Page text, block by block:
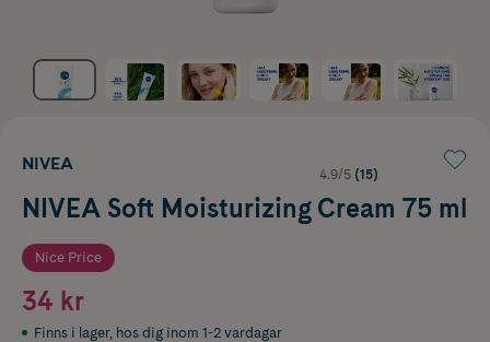
NIVEA
4.9/5 (15)
NIVEA Soft Moisturizing Cream 75 ml
Nice Price
34 kr
Finns i lager, hos dig inom 1-2 vardagar